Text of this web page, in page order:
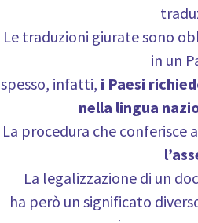
Le traduzioni giurate sono
in un
spesso, infatti, i Paesi
nella lingua
La procedura che conferisce
La legalizzazione di un
ha però un significato